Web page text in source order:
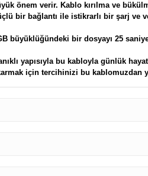
önem verir. Kablo kırılma ve
bir bağlantı ile istikrarlı bir şarj ve
büyüklüğündeki bir dosyayı 25
yapısıyla bu kabloyla günlük
için tercihinizi bu kablomuzdan